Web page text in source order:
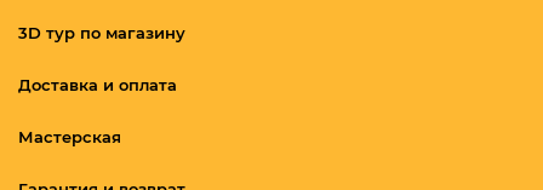
3D тур по магазину
Доставка и оплата
Мастерская